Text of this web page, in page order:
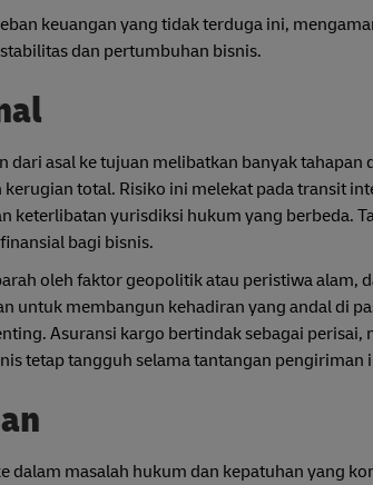
keuangan yang tidak terduga ini,
dan pertumbuhan bisnis.
dari asal ke tujuan melibatkan banyak tahapan
total. Risiko ini melekat pada transit
keterlibatan yurisdiksi hukum yang berbeda.
bagi bisnis.
oleh faktor geopolitik atau peristiwa alam,
untuk membangun kehadiran yang andal di
Asuransi kargo bertindak sebagai perisai,
tetap tangguh selama tantangan pengiriman
dalam masalah hukum dan kepatuhan yang